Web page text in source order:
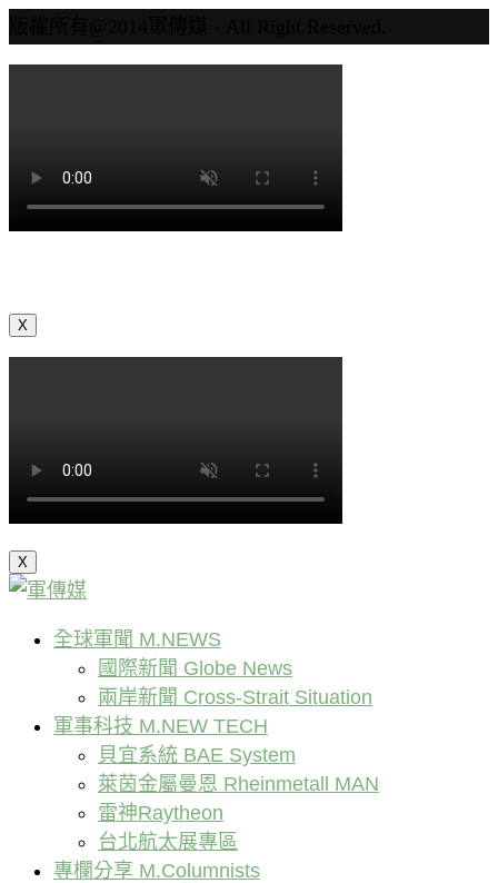
X
X
全球軍聞 M.NEWS
國際新聞 Globe News
兩岸新聞 Cross-Strait Situation
軍事科技 M.NEW TECH
貝宜系統 BAE System
萊茵金屬曼恩 Rheinmetall MAN
雷神Raytheon
台北航太展專區
專欄分享 M.Columnists